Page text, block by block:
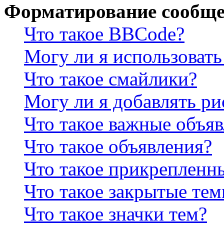
Форматирование
Что такое BBCode?
Могу ли я
Что такое смайлики?
Могу ли я добавлять
Что такое важные
Что такое объявления?
Что такое
Что такое закрытые
Что такое значки тем?